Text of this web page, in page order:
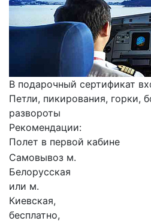
В подарочный сертификат
Петли, пикирования, горки,
развороты
Рекомендации:
Полет в первой кабине
Самовывоз м.
Белорусская
или м.
Киевская,
бесплатно,